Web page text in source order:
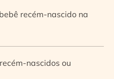
recém-nascido na
nascidos ou